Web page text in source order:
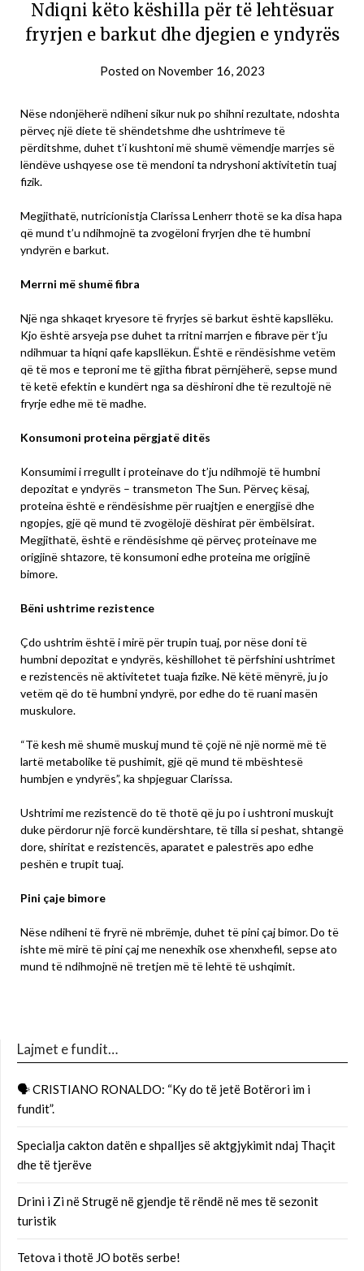
Ndiqni këto këshilla për të lehtësuar
fryrjen e barkut dhe djegien e yndyrës
Posted on November 16, 2023
Nëse ndonjëherë ndiheni sikur nuk po shihni rezultate, ndoshta
përveç një diete të shëndetshme dhe ushtrimeve të
përditshme, duhet t’i kushtoni më shumë vëmendje marrjes së
lëndëve ushqyese ose të mendoni ta ndryshoni aktivitetin tuaj
fizik.
Megjithatë, nutricionistja Clarissa Lenherr thotë se ka disa hapa
që mund t’u ndihmojnë ta zvogëloni fryrjen dhe të humbni
yndyrën e barkut.
Merrni më shumë fibra
Një nga shkaqet kryesore të fryrjes së barkut është kapsllëku.
Kjo është arsyeja pse duhet ta rritni marrjen e fibrave për t’ju
ndihmuar ta hiqni qafe kapsllëkun. Është e rëndësishme vetëm
që të mos e teproni me të gjitha fibrat përnjëherë, sepse mund
të ketë efektin e kundërt nga sa dëshironi dhe të rezultojë në
fryrje edhe më të madhe.
Konsumoni proteina përgjatë ditës
Konsumimi i rregullt i proteinave do t’ju ndihmojë të humbni
depozitat e yndyrës – transmeton The Sun. Përveç kësaj,
proteina është e rëndësishme për ruajtjen e energjisë dhe
ngopjes, gjë që mund të zvogëlojë dëshirat për ëmbëlsirat.
Megjithatë, është e rëndësishme që përveç proteinave me
origjinë shtazore, të konsumoni edhe proteina me origjinë
bimore.
Bëni ushtrime rezistence
Çdo ushtrim është i mirë për trupin tuaj, por nëse doni të
humbni depozitat e yndyrës, këshillohet të përfshini ushtrimet
e rezistencës në aktivitetet tuaja fizike. Në këtë mënyrë, ju jo
vetëm që do të humbni yndyrë, por edhe do të ruani masën
muskulore.
“Të kesh më shumë muskuj mund të çojë në një normë më të
lartë metabolike të pushimit, gjë që mund të mbështesë
humbjen e yndyrës”, ka shpjeguar Clarissa.
Ushtrimi me rezistencë do të thotë që ju po i ushtroni muskujt
duke përdorur një forcë kundërshtare, të tilla si peshat, shtangë
dore, shiritat e rezistencës, aparatet e palestrës apo edhe
peshën e trupit tuaj.
Pini çaje bimore
Nëse ndiheni të fryrë në mbrëmje, duhet të pini çaj bimor. Do të
ishte më mirë të pini çaj me nenexhik ose xhenxhefil, sepse ato
mund të ndihmojnë në tretjen më të lehtë të ushqimit.
Lajmet e fundit…
🗣 CRISTIANO RONALDO: “Ky do të jetë Botërori im i
fundit”.
Specialja cakton datën e shpalljes së aktgjykimit ndaj Thaçit
dhe të tjerëve
Drini i Zi në Strugë në gjendje të rëndë në mes të sezonit
turistik
Tetova i thotë JO botës serbe!